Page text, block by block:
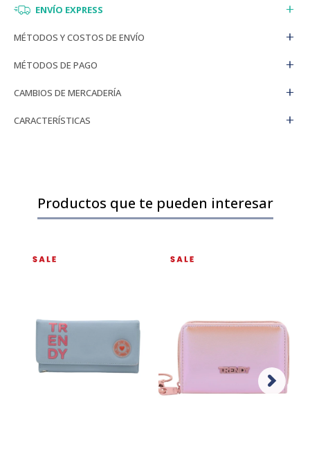
ENVÍO EXPRESS
MÉTODOS Y COSTOS DE ENVÍO
MÉTODOS DE PAGO
CAMBIOS DE MERCADERÍA
CARACTERÍSTICAS
Productos que te pueden interesar